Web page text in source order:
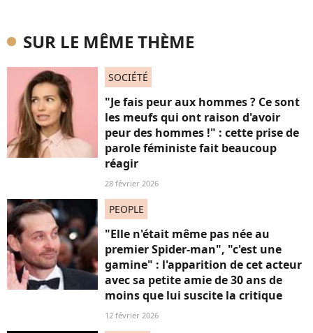
SUR LE MÊME THÈME
SOCIÉTÉ
"Je fais peur aux hommes ? Ce sont
les meufs qui ont raison d'avoir
peur des hommes !" : cette prise de
parole féministe fait beaucoup
réagir
28 février 2026
PEOPLE
"Elle n'était même pas née au
premier Spider-man", "c'est une
gamine" : l'apparition de cet acteur
avec sa petite amie de 30 ans de
moins que lui suscite la critique
12 février 2026